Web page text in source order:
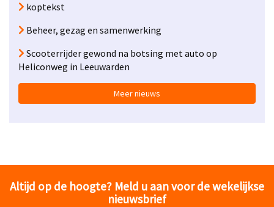
koptekst
Beheer, gezag en samenwerking
Scooterrijder gewond na botsing met auto op
Heliconweg in Leeuwarden
Meer nieuws
Altijd op de hoogte? Meld u aan voor de wekelijkse
nieuwsbrief